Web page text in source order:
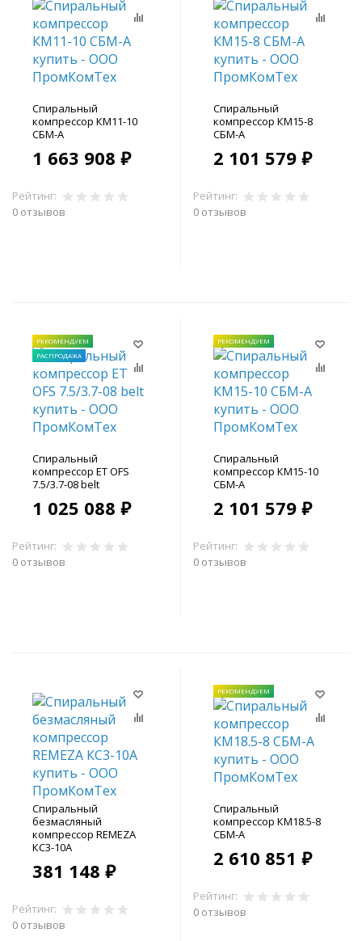
Спиральный
компрессор КМ11-10
СБМ-А
1 663 908 ₽
Рейтинг:
0 отзывов
Спиральный
компрессор КМ15-8
СБМ-А
2 101 579 ₽
Рейтинг:
0 отзывов
РЕКОМЕНДУЕМ
РАСПРОДАЖА
Спиральный
компрессор ET OFS
7.5/3.7-08 belt
1 025 088 ₽
Рейтинг:
0 отзывов
РЕКОМЕНДУЕМ
Спиральный
компрессор КМ15-10
СБМ-А
2 101 579 ₽
Рейтинг:
0 отзывов
Спиральный
безмасляный
компрессор REMEZA
КС3-10A
381 148 ₽
Рейтинг:
0 отзывов
РЕКОМЕНДУЕМ
Спиральный
компрессор КМ18.5-8
СБМ-А
2 610 851 ₽
Рейтинг:
0 отзывов